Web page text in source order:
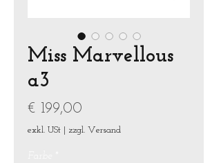
Miss Marvellous
a3
€ 199,00
exkl. USt zzgl. Versand